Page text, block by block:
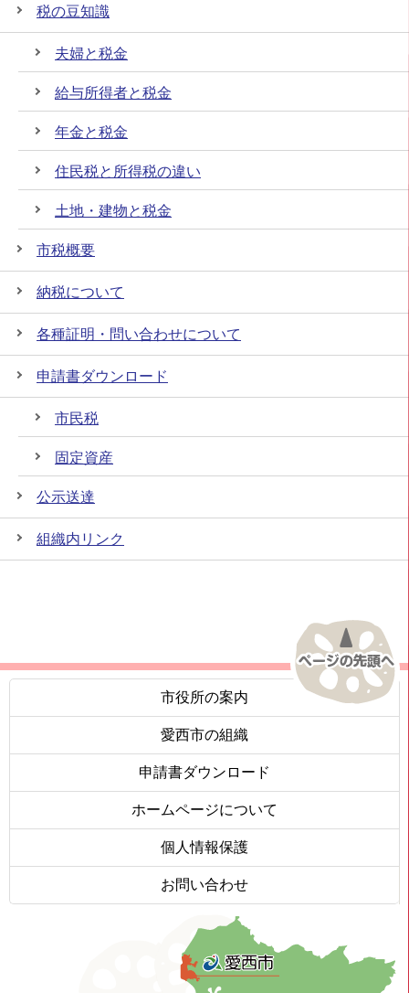
税の豆知識
夫婦と税金
給与所得者と税金
年金と税金
住民税と所得税の違い
土地・建物と税金
市税概要
納税について
各種証明・問い合わせについて
申請書ダウンロード
市民税
固定資産
公示送達
組織内リンク
市役所の案内
愛西市の組織
申請書ダウンロード
ホームページについて
個人情報保護
お問い合わせ